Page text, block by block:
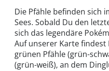
Die Pfähle befinden sich
Sees. Sobald Du den
sich das legendäre
Auf unserer Karte
grünen Pfähle (grün-
(grün-weiß), an dem